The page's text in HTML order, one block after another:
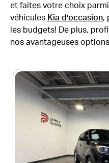
et faites votre choix
véhicules Kia d’occasion,
les budgets! De plus,
nos avantageuses